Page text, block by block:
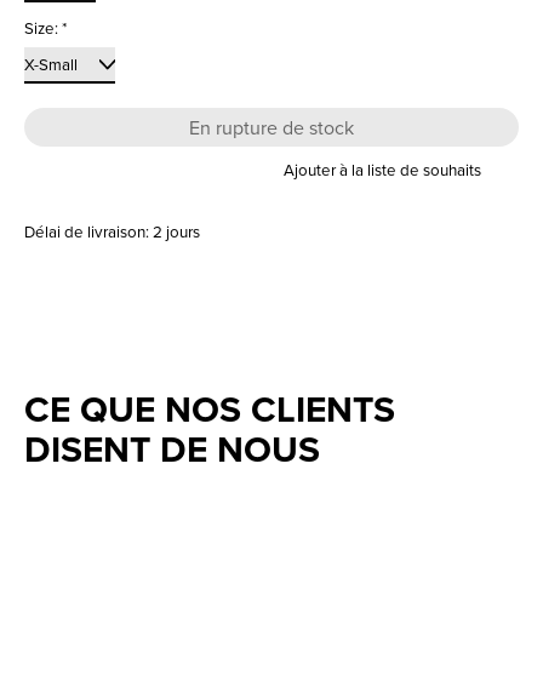
Size:*
En rupture de stock
Ajouter à la liste de souhaits
Délai de livraison: 2 jours
CE QUE NOS CLIENTS
DISENT DE NOUS